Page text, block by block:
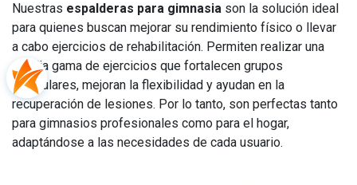
Nuestras espalderas para gimnasia son la solución ideal
para quienes buscan mejorar su rendimiento físico o llevar
a cabo ejercicios de rehabilitación. Permiten realizar una
amplia gama de ejercicios que fortalecen grupos
musculares, mejoran la flexibilidad y ayudan en la
recuperación de lesiones. Por lo tanto, son perfectas tanto
para gimnasios profesionales como para el hogar,
adaptándose a las necesidades de cada usuario.